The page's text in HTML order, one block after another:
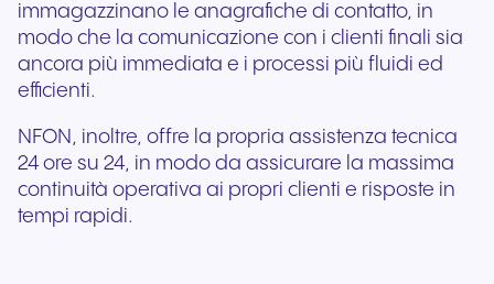
immagazzinano le anagrafiche di contatto, in
modo che la comunicazione con i clienti finali sia
ancora più immediata e i processi più fluidi ed
efficienti.
NFON, inoltre, offre la propria assistenza tecnica
24 ore su 24, in modo da assicurare la massima
continuità operativa ai propri clienti e risposte in
tempi rapidi.